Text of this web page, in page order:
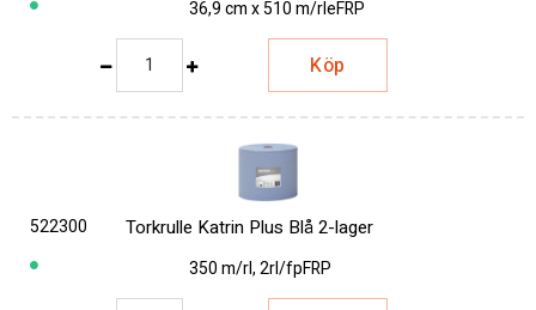
36,9 cm x 510 m/rleFRP
Köp
522300 Torkrulle Katrin Plus Blå 2-lager
350 m/rl, 2rl/fpFRP